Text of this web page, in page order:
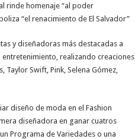
rinde homenaje “al poder
“el renacimiento de El Salvador”
y diseñadoras más destacadas a
realizando creaciones
Swift, Pink, Selena Gómez,
diseño de moda en el Fashion
diseñadora en ganar cuatros
Programa de Variedades o una